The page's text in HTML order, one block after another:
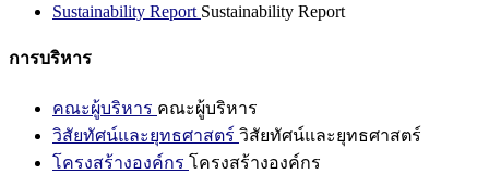
Sustainability Report Sustainability Report
การบริหาร
คณะผู้บริหาร คณะผู้บริหาร
วิสัยทัศน์และยุทธศาสตร์ วิสัยทัศน์และยุทธศาสตร์
โครงสร้างองค์กร โครงสร้างองค์กร